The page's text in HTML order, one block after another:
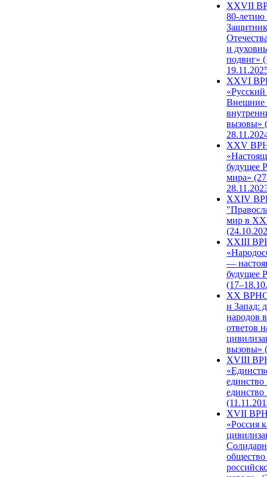
ХХVII
80-
и
подвиг»
XXVI
Внешние
вызовы»
XXV
будущее
мира»
XXIV
мир в
XXIII
—
будущее
XX ВРНС
и Запад:
народов
ответов
вызовы»
XVIII
единство
единство
XVII
«Россия